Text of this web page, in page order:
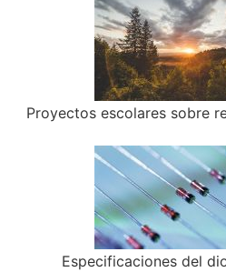
Proyectos escolares sobre
Especificaciones del